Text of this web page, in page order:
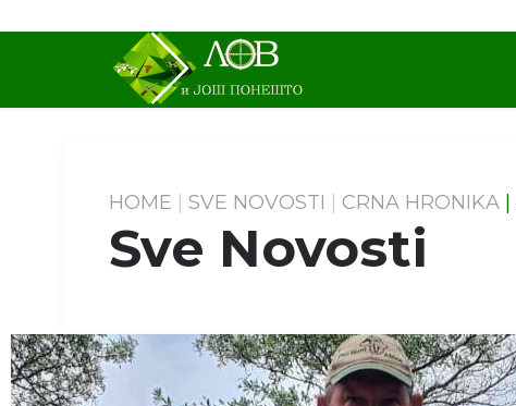
HOME SVE NOVOSTI CRNA HRONIKA
Sve Novosti